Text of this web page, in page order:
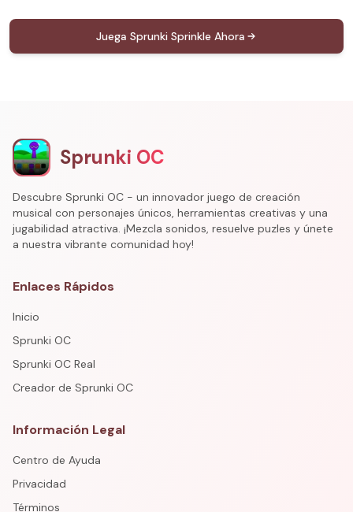
Juega Sprunki Sprinkle Ahora
Sprunki OC
Descubre Sprunki OC - un innovador juego de creación
musical con personajes únicos, herramientas creativas y una
jugabilidad atractiva. ¡Mezcla sonidos, resuelve puzles y únete
a nuestra vibrante comunidad hoy!
Enlaces Rápidos
Inicio
Sprunki OC
Sprunki OC Real
Creador de Sprunki OC
Información Legal
Centro de Ayuda
Privacidad
Términos